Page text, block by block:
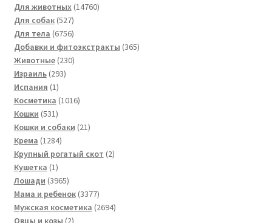
Для животных 1476014760
Для собак 527527
товаров
Для тела 67566756
товаров
Добавки и фитоэкстракты 365365
Животные 230230
Израиль 293293
Испания 11
товар
Косметика 10161016
Кошки 531531
товар
Кошки и собаки 2121
Крема 12841284
товара
Крупный рогатый скот 22
Кушетка 11
товар
Лошади 39653965
товаров
Мама и ребенок 33773377
товаров
Мужская косметика 26942694
2